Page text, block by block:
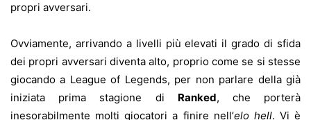
propri avversari.
Ovviamente, arrivando a livelli più elevati il grado di sfida
dei propri avversari diventa alto, proprio come se si stesse
giocando a League of Legends, per non parlare della già
iniziata prima stagione di Ranked, che porterà
inesorabilmente molti giocatori a finire nell’elo hell. Vi è